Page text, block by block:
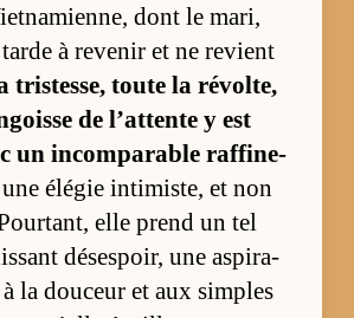
dont le ma­ri,
à re­ve­nir et ne re­vient
tris­tes­se, toute la ré­vol­te,
de l’at­tente y est
un in­com­pa­rable raf­fi­ne­
une élé­gie in­ti­mis­te, et non
elle prend un tel
déses­poir, une as­pi­ra­
la dou­ceur et aux simples